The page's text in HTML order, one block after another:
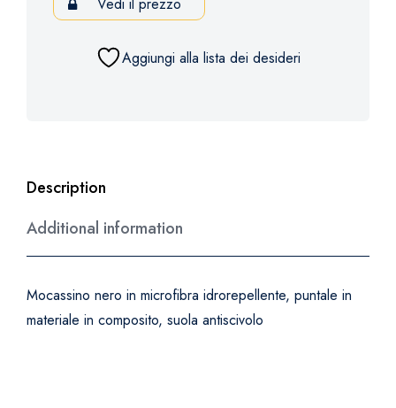
Aggiungi alla lista dei desideri
Description
Additional information
Mocassino nero in microfibra idrorepellente, puntale in
materiale in composito, suola antiscivolo